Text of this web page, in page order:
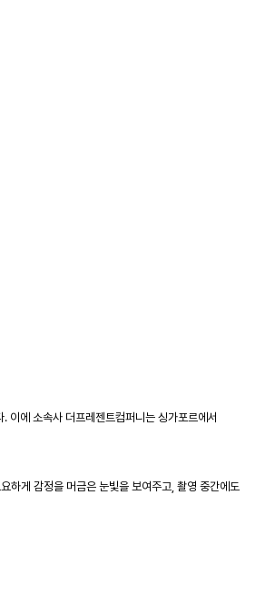
에 소속사 더프레젠트컴퍼니는 싱가포르에서
하게 감정을 머금은 눈빛을 보여주고, 촬영 중간에도